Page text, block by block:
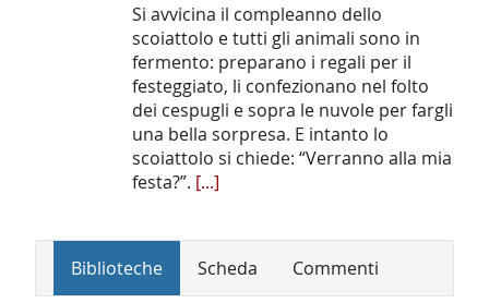
Si avvicina il compleanno dello
scoiattolo e tutti gli animali sono in
fermento: preparano i regali per il
festeggiato, li confezionano nel folto
dei cespugli e sopra le nuvole per fargli
una bella sorpresa. E intanto lo
scoiattolo si chiede: “Verranno alla mia
festa?”. [...]
Biblioteche Scheda Commenti